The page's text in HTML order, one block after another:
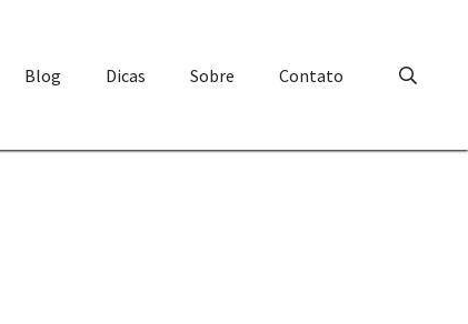
Blog Dicas Sobre Contato